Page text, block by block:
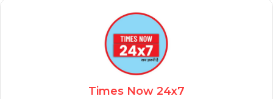
Times Now 24x7